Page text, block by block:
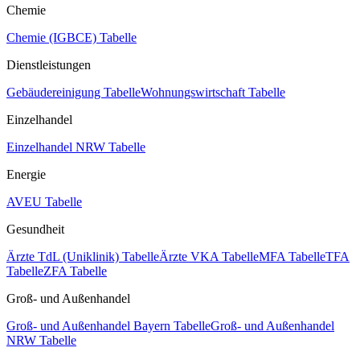
Chemie
Chemie (IGBCE) Tabelle
Dienstleistungen
Gebäudereinigung TabelleWohnungswirtschaft Tabelle
Einzelhandel
Einzelhandel NRW Tabelle
Energie
AVEU Tabelle
Gesundheit
Ärzte TdL (Uniklinik) TabelleÄrzte VKA TabelleMFA TabelleTFA
TabelleZFA Tabelle
Groß- und Außenhandel
Groß- und Außenhandel Bayern TabelleGroß- und Außenhandel
NRW Tabelle